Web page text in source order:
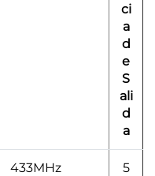
ci
a
d
e
S
ali
d
a
433MHz
5